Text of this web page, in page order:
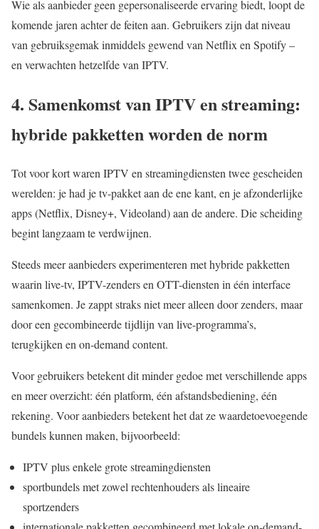
Wie als aanbieder geen gepersonaliseerde ervaring biedt, loopt de
komende jaren achter de feiten aan. Gebruikers zijn dat niveau
van gebruiksgemak inmiddels gewend van Netflix en Spotify –
en verwachten hetzelfde van IPTV.
4. Samenkomst van IPTV en streaming:
hybride pakketten worden de norm
Tot voor kort waren IPTV en streamingdiensten twee gescheiden
werelden: je had je tv-pakket aan de ene kant, en je afzonderlijke
apps (Netflix, Disney+, Videoland) aan de andere. Die scheiding
begint langzaam te verdwijnen.
Steeds meer aanbieders experimenteren met hybride pakketten
waarin live-tv, IPTV-zenders en OTT-diensten in één interface
samenkomen. Je zappt straks niet meer alleen door zenders, maar
door een gecombineerde tijdlijn van live-programma’s,
terugkijken en on-demand content.
Voor gebruikers betekent dit minder gedoe met verschillende apps
en meer overzicht: één platform, één afstandsbediening, één
rekening. Voor aanbieders betekent het dat ze waardetoevoegende
bundels kunnen maken, bijvoorbeeld:
IPTV plus enkele grote streamingdiensten
sportbundels met zowel rechtenhouders als lineaire
sportzenders